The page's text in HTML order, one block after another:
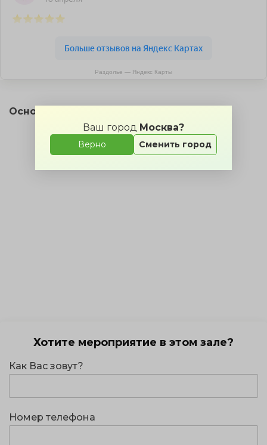
Ваш город Москва?
Верно Сменить город
Раздолье — Яндекс Карты
Основной зал на карте
Хотите мероприятие в этом зале?
Как Вас зовут?
Номер телефона